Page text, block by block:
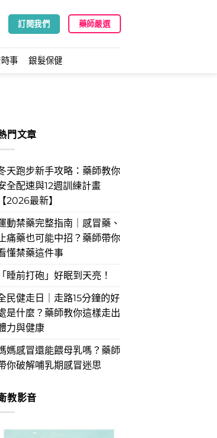
訂閱我們 藥師嚴選
事 銀髮保健
門文章
天跑步新手攻略：藥師教你
全配速與12週訓練計畫
【2026最新】
動禁藥完整指南｜感冒藥、
痛藥也可能中招？藥師帶你
懂禁藥這件事
「睡前打砲」好眠到天亮！
民健走日｜走路15分鐘的好
是什麼？藥師教你這樣走出
力與健康
媽感冒還能餵母乳嗎？藥師
你破解哺乳期感冒迷思
教影音